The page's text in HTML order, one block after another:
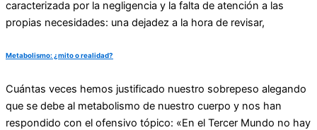
caracterizada por la negligencia y la falta de atención a las
propias necesidades: una dejadez a la hora de revisar,
Metabolismo: ¿mito o realidad?
Cuántas veces hemos justificado nuestro sobrepeso alegando
que se debe al metabolismo de nuestro cuerpo y nos han
respondido con el ofensivo tópico: «En el Tercer Mundo no hay